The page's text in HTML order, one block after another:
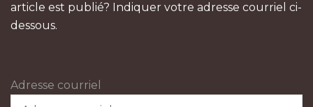
article est publié? Indiquer votre adresse courriel ci-
dessous.
Adresse courriel